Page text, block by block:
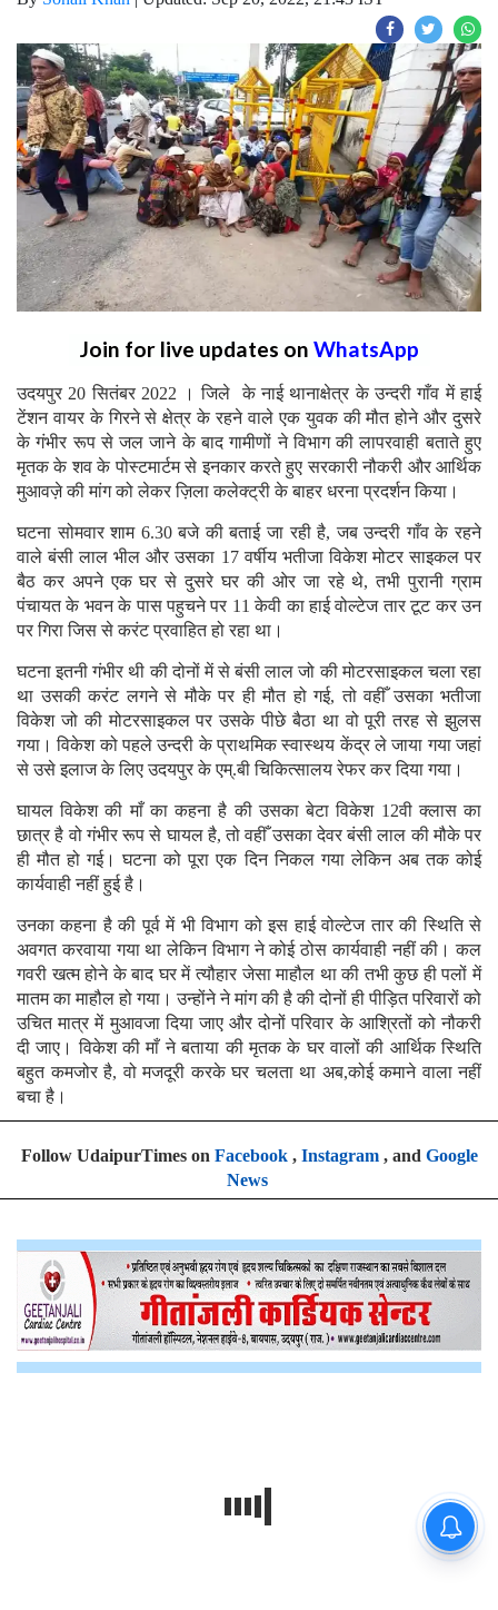
Join for live updates on WhatsApp
उदयपुर 20 सितंबर 2022 । जिले के नाई थानाक्षेत्र के उन्दरी गाँव में हाई
टेंशन वायर के गिरने से क्षेत्र के रहने वाले एक युवक की मौत होने और दुसरे
के गंभीर रूप से जल जाने के बाद गामीणों ने विभाग की लापरवाही बताते हुए
मृतक के शव के पोस्टमार्टम से इनकार करते हुए सरकारी नौकरी और आर्थिक
मुआवज़े की मांग को लेकर ज़िला कलेक्ट्री के बाहर धरना प्रदर्शन किया।
घटना सोमवार शाम 6.30 बजे की बताई जा रही है, जब उन्दरी गाँव के रहने
वाले बंसी लाल भील और उसका 17 वर्षीय भतीजा विकेश मोटर साइकल पर
बैठ कर अपने एक घर से दुसरे घर की ओर जा रहे थे, तभी पुरानी ग्राम
पंचायत के भवन के पास पहुचने पर 11 केवी का हाई वोल्टेज तार टूट कर उन
पर गिरा जिस से करंट प्रवाहित हो रहा था।
घटना इतनी गंभीर थी की दोनों में से बंसी लाल जो की मोटरसाइकल चला रहा
था उसकी करंट लगने से मौके पर ही मौत हो गई, तो वहीँ उसका भतीजा
विकेश जो की मोटरसाइकल पर उसके पीछे बैठा था वो पूरी तरह से झुलस
गया। विकेश को पहले उन्दरी के प्राथमिक स्वास्थय केंद्र ले जाया गया जहां
से उसे इलाज के लिए उदयपुर के एम्.बी चिकित्सालय रेफर कर दिया गया।
घायल विकेश की माँ का कहना है की उसका बेटा विकेश 12वी क्लास का
छात्र है वो गंभीर रूप से घायल है, तो वहीँ उसका देवर बंसी लाल की मौके पर
ही मौत हो गई। घटना को पूरा एक दिन निकल गया लेकिन अब तक कोई
कार्यवाही नहीं हुई है।
उनका कहना है की पूर्व में भी विभाग को इस हाई वोल्टेज तार की स्थिति से
अवगत करवाया गया था लेकिन विभाग ने कोई ठोस कार्यवाही नहीं की। कल
गवरी खत्म होने के बाद घर में त्यौहार जेसा माहौल था की तभी कुछ ही पलों में
मातम का माहौल हो गया। उन्होंने ने मांग की है की दोनों ही पीड़ित परिवारों को
उचित मात्र में मुआवजा दिया जाए और दोनों परिवार के आश्रितों को नौकरी
दी जाए। विकेश की माँ ने बताया की मृतक के घर वालों की आर्थिक स्थिति
बहुत कमजोर है, वो मजदूरी करके घर चलता था अब,कोई कमाने वाला नहीं
बचा है।
Follow UdaipurTimes on Facebook, Instagram, and Google
News